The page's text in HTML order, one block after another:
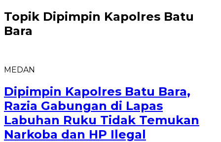
Topik Dipimpin Kapolres Batu
Bara
MEDAN
Dipimpin Kapolres Batu Bara,
Razia Gabungan di Lapas
Labuhan Ruku Tidak Temukan
Narkoba dan HP Ilegal